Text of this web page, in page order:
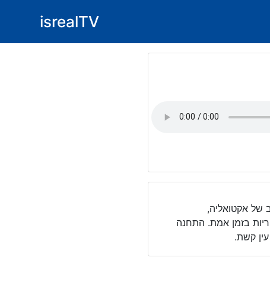
isrealTV
של אקטואליה,
בזמן אמת. התחנה
קשת.